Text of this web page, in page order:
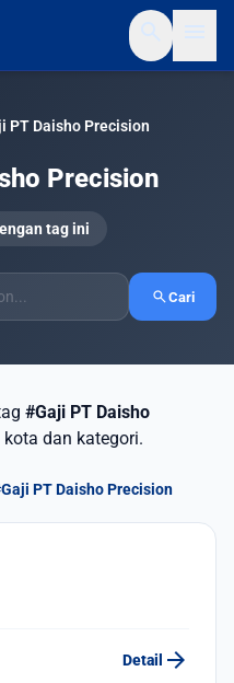
PT Daisho Precision
Precision
tag ini
searchCari
#Gaji PT Daisho
dan kategori.
PT Daisho Precision
Detail arrow_forward